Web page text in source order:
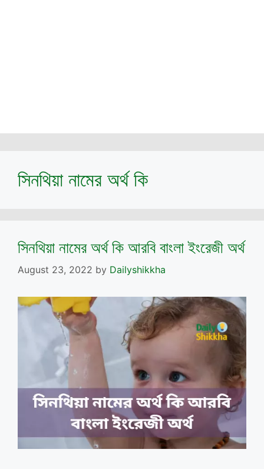
সিনথিয়া নামের অর্থ কি
সিনথিয়া নামের অর্থ কি আরবি বাংলা ইংরেজী অর্থ
August 23, 2022 by Dailyshikkha